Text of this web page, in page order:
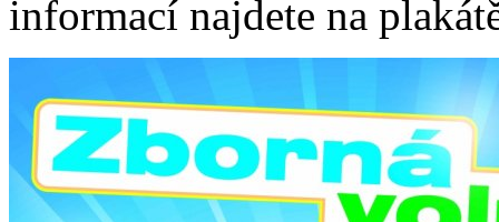
informací najdete na